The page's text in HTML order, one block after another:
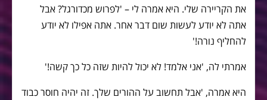
את הקריירה שלי. היא אמרה לי – 'לפרוש מכדורגל? אבל
אתה לא יודע לעשות שום דבר אחר. אתה אפילו לא יודע
להחליף נורה!'
אמרתי לה, 'אני אלמד! לא יכול להיות שזה כל כך קשה!'
היא אמרה, 'אבל תחשוב על ההורים שלך. זה יהיה חוסר כבוד